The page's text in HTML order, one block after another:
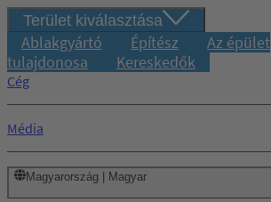
Terület kiválasztása
Ablakgyártó Építész
Az épület
tulajdonosa
Kereskedők
Cég
Média
Magyarország | Magyar